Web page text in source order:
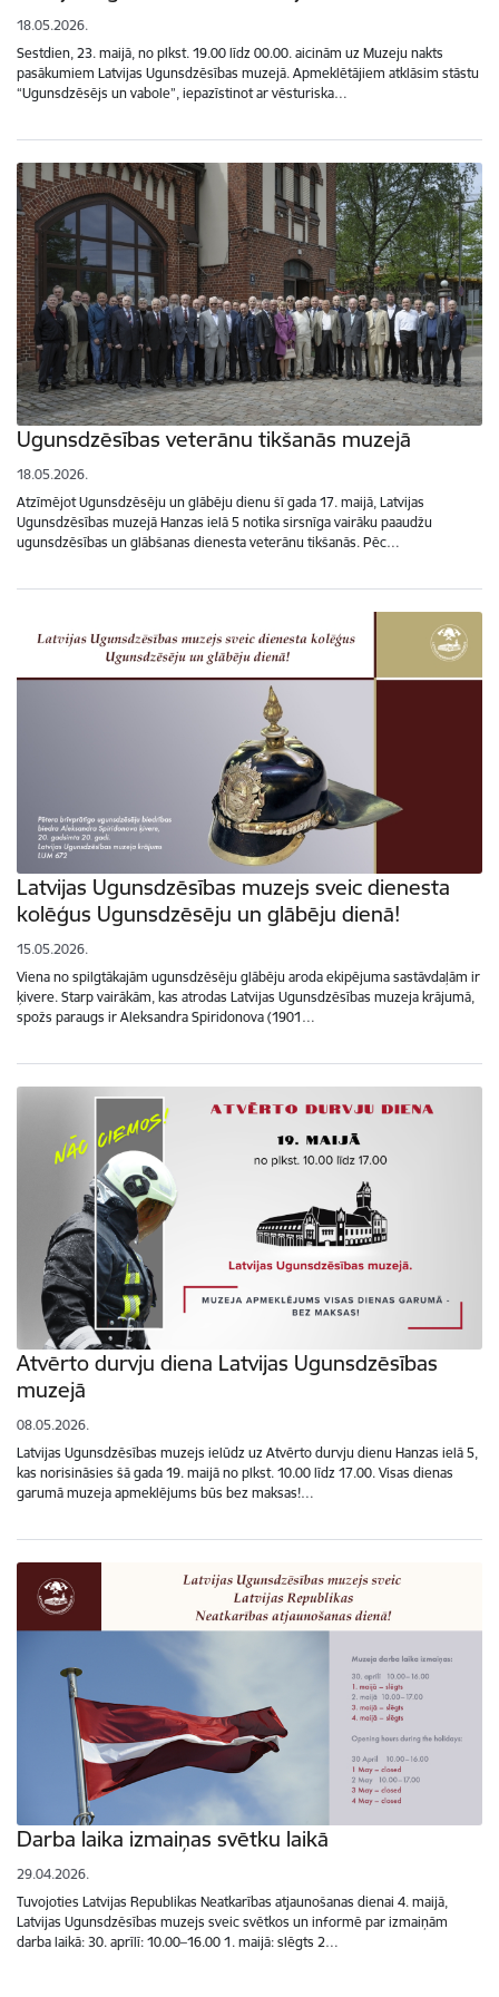
18.05.2026.
Sestdien, 23. maijā, no plkst. 19.00 līdz 00.00. aicinām uz Muzeju nakts
pasākumiem Latvijas Ugunsdzēsības muzejā. Apmeklētājiem atklāsim stāstu
“Ugunsdzēsējs un vabole”, iepazīstinot ar vēsturiska…
Ugunsdzēsības veterānu tikšanās muzejā
18.05.2026.
Atzīmējot Ugunsdzēsēju un glābēju dienu šī gada 17. maijā, Latvijas
Ugunsdzēsības muzejā Hanzas ielā 5 notika sirsnīga vairāku paaudžu
ugunsdzēsības un glābšanas dienesta veterānu tikšanās. Pēc…
Latvijas Ugunsdzēsības muzejs sveic dienesta
kolēģus Ugunsdzēsēju un glābēju dienā!
15.05.2026.
Viena no spilgtākajām ugunsdzēsēju glābēju aroda ekipējuma sastāvdaļām ir
ķivere. Starp vairākām, kas atrodas Latvijas Ugunsdzēsības muzeja krājumā,
spožs paraugs ir Aleksandra Spiridonova (1901…
Atvērto durvju diena Latvijas Ugunsdzēsības
muzejā
08.05.2026.
Latvijas Ugunsdzēsības muzejs ielūdz uz Atvērto durvju dienu Hanzas ielā 5,
kas norisināsies šā gada 19. maijā no plkst. 10.00 līdz 17.00. Visas dienas
garumā muzeja apmeklējums būs bez maksas!…
Darba laika izmaiņas svētku laikā
29.04.2026.
Tuvojoties Latvijas Republikas Neatkarības atjaunošanas dienai 4. maijā,
Latvijas Ugunsdzēsības muzejs sveic svētkos un informē par izmaiņām
darba laikā: 30. aprīlī: 10.00–16.00 1. maijā: slēgts 2…